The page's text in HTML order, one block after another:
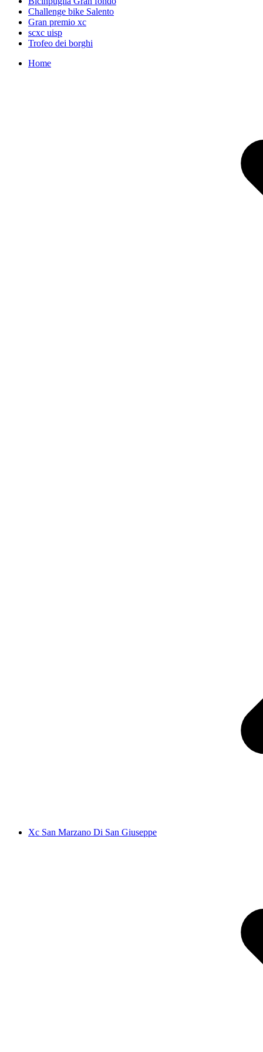
Challenge bike Salento
Gran premio xc
scxc uisp
Trofeo dei borghi
Home
Xc San Marzano Di San Giuseppe